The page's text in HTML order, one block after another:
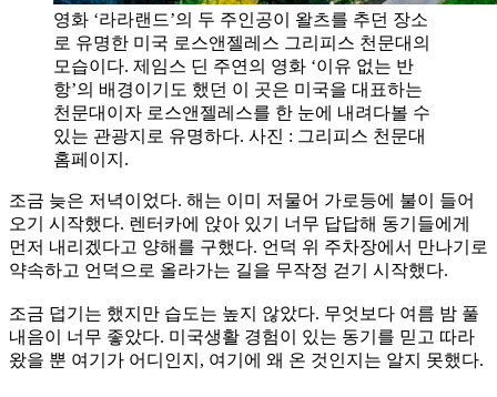
영화 ‘라라랜드’의 두 주인공이 왈츠를 추던 장소
로 유명한 미국 로스앤젤레스 그리피스 천문대의
모습이다. 제임스 딘 주연의 영화 ‘이유 없는 반
항’의 배경이기도 했던 이 곳은 미국을 대표하는
천문대이자 로스앤젤레스를 한 눈에 내려다볼 수
있는 관광지로 유명하다. 사진 : 그리피스 천문대
홈페이지.
조금 늦은 저녁이었다. 해는 이미 저물어 가로등에 불이 들어
오기 시작했다. 렌터카에 앉아 있기 너무 답답해 동기들에게
먼저 내리겠다고 양해를 구했다. 언덕 위 주차장에서 만나기로
약속하고 언덕으로 올라가는 길을 무작정 걷기 시작했다.
조금 덥기는 했지만 습도는 높지 않았다. 무엇보다 여름 밤 풀
내음이 너무 좋았다. 미국생활 경험이 있는 동기를 믿고 따라
왔을 뿐 여기가 어디인지, 여기에 왜 온 것인지는 알지 못했다.